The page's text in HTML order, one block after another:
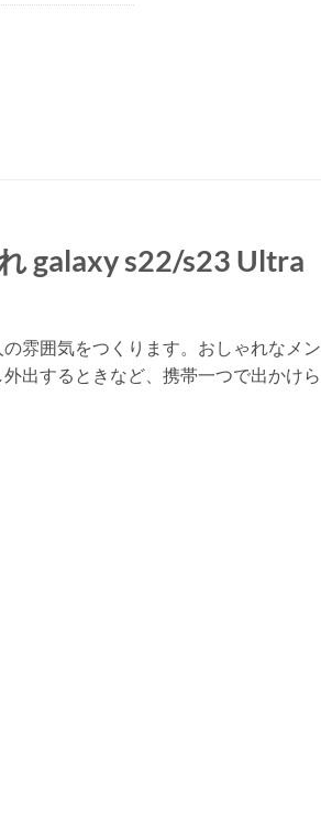
galaxy s22/s23 Ultra
雰囲気をつくります。おしゃれなメン
出するときなど、携帯一つで出かけら